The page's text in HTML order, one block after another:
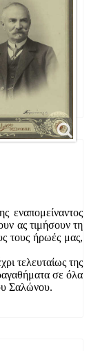
εναπομείναντος
ας τιμήσουν τη
τους ήρωές μας,
τελευταίως της
σε όλα
Σαλώνου.